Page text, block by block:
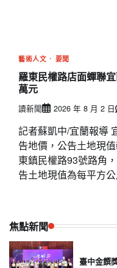
藝術人文 要聞
羅東民權路店面蟬聯
萬元
讀新聞 2026 年 8 月 2 日
記者蘇凱中/宜蘭報導
告地價，公告土地現
東鎮民權路93號路角
告土地現值為每平方
焦點新聞
臺中金饌